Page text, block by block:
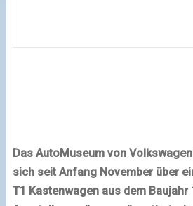
Das AutoMuseum von
sich seit Anfang November über
T1 Kastenwagen aus dem Baujahr